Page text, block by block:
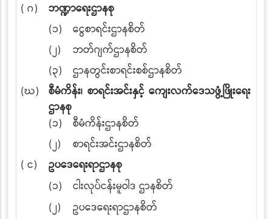
( ဂ)
ဘဏ္ဍာရေးဌာနစု
(၁)
ငွေစာရင်းဌာနစိတ်
(၂)
ဘတ်ဂျက်ဌာနစိတ်
(၃)
ဌာနတွင်းစာရင်းစစ်ဌာနစိတ်
(ဃ)
စီမံကိန်း၊ စာရင်းအင်းနှင့် ကျေးလက်ဒေသဖွံ့ဖြိုးရေး
ဌာနစု
(၁)
စီမံကိန်းဌာနစိတ်
(၂)
စာရင်းအင်းဌာနစိတ်
( င)
ဥပဒေရေးရာဌာနစု
(၁)
ငါးလုပ်ငန်းမူဝါဒ ဌာနစိတ်
(၂)
ဥပဒေရေးရာဌာနစိတ်